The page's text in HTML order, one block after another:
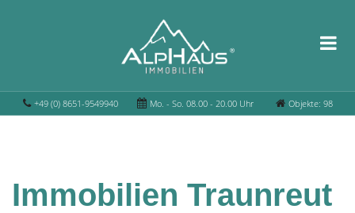
+49 (0) 8651-9549940 Mo. - So. 08.00 - 20.00 Uhr Objekte: 98
Immobilien Traunreut